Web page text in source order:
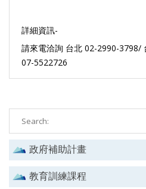
詳細資訊-
請來電洽詢 台北 02-2990-3798/
07-5522726
政府補助計畫
教育訓練課程